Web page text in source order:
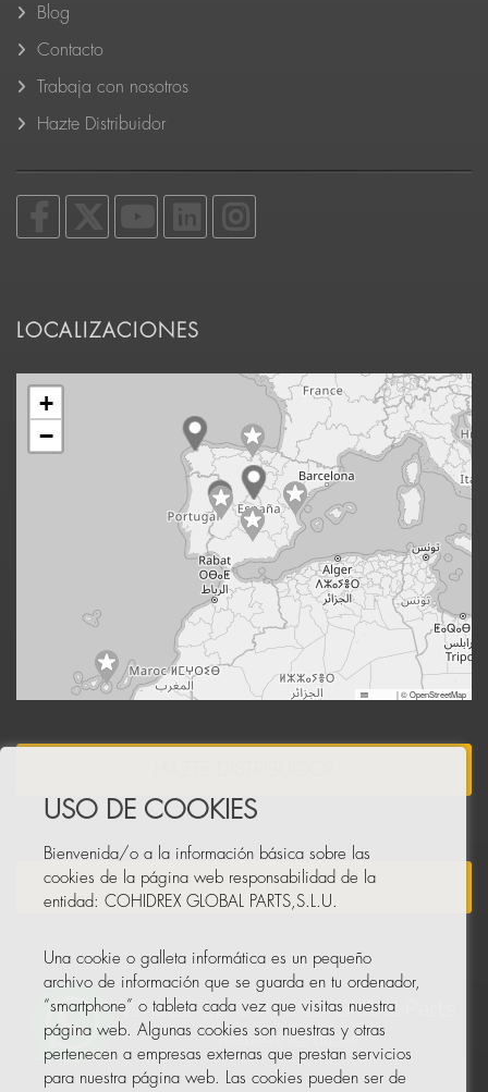
Blog
Contacto
Trabaja con nosotros
Hazte Distribuidor
LOCALIZACIONES
+
−
|© OpenStreetMap
NEWSLETTER
USO DE COOKIES
Bienvenida/o a la información básica sobre las
cookies de la página web responsabilidad de la
entidad: COHIDREX GLOBAL PARTS,S.L.U.
Una cookie o galleta informática es un pequeño
archivo de información que se guarda en tu ordenador,
“smartphone” o tableta cada vez que visitas nuestra
página web. Algunas cookies son nuestras y otras
pertenecen a empresas externas que prestan servicios
para nuestra página web. Las cookies pueden ser de